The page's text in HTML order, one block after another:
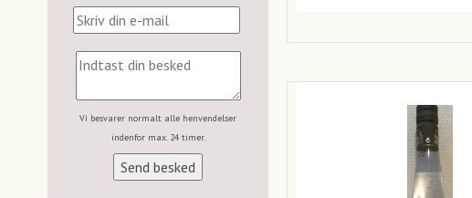
Vi besvarer normalt alle henvendelser
indenfor max. 24 timer.